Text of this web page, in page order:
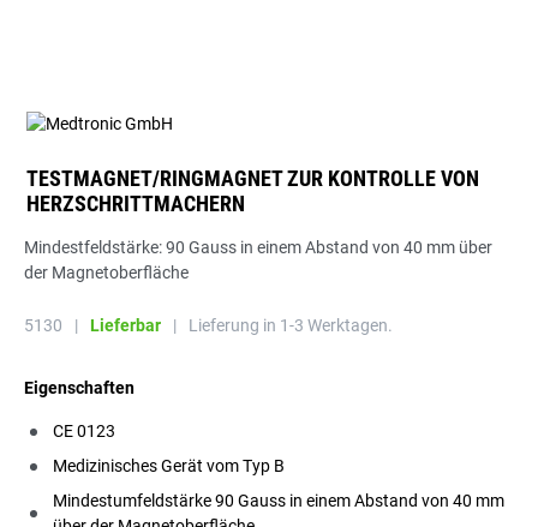
TESTMAGNET/RINGMAGNET ZUR KONTROLLE VON
HERZSCHRITTMACHERN
Mindestfeldstärke: 90 Gauss in einem Abstand von 40 mm über
der Magnetoberfläche
5130 | Lieferbar | Lieferung in 1-3 Werktagen.
Eigenschaften
CE 0123
Medizinisches Gerät vom Typ B
Mindestumfeldstärke 90 Gauss in einem Abstand von 40 mm